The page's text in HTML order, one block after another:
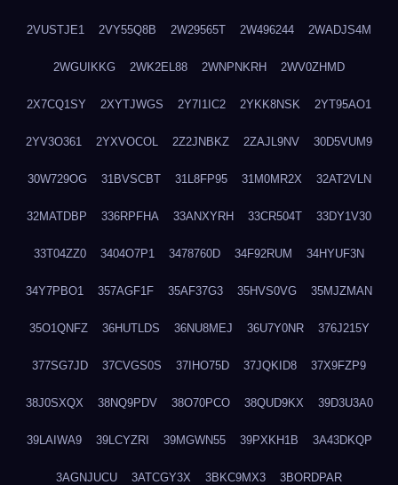
2VUSTJE1 2VY55Q8B 2W29565T 2W496244 2WADJS4M
2WGUIKKG 2WK2EL88 2WNPNKRH 2WV0ZHMD
2X7CQ1SY 2XYTJWGS 2Y7I1IC2 2YKK8NSK 2YT95AO1
2YV3O361 2YXVOCOL 2Z2JNBKZ 2ZAJL9NV 30D5VUM9
30W729OG 31BVSCBT 31L8FP95 31M0MR2X 32AT2VLN
32MATDBP 336RPFHA 33ANXYRH 33CR504T 33DY1V30
33T04ZZ0 3404O7P1 3478760D 34F92RUM 34HYUF3N
34Y7PBO1 357AGF1F 35AF37G3 35HVS0VG 35MJZMAN
35O1QNFZ 36HUTLDS 36NU8MEJ 36U7Y0NR 376J215Y
377SG7JD 37CVGS0S 37IHO75D 37JQKID8 37X9FZP9
38J0SXQX 38NQ9PDV 38O70PCO 38QUD9KX 39D3U3A0
39LAIWA9 39LCYZRI 39MGWN55 39PXKH1B 3A43DKQP
3AGNJUCU 3ATCGY3X 3BKC9MX3 3BORDPAR